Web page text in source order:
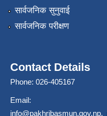
सार्वजनिक सुनुवाई
सार्वजनिक परीक्षण
Contact Details
Phone: 026-405167
Email:
info@pakhribasmun.gov.np,